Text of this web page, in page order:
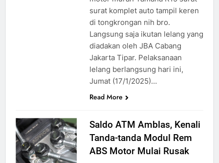
surat komplet auto tampil keren
di tongkrongan nih bro.
Langsung saja ikutan lelang yang
diadakan oleh JBA Cabang
Jakarta Tipar. Pelaksanaan
lelang berlangsung hari ini,
Jumat (17/1/2025)…
Read More
Saldo ATM Amblas, Kenali
Tanda-tanda Modul Rem
ABS Motor Mulai Rusak